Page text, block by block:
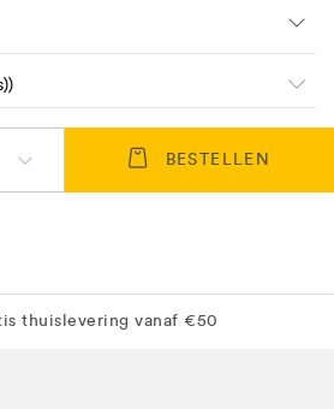
BESTELLEN
thuislevering vanaf €50